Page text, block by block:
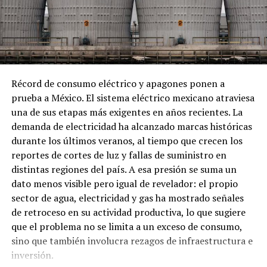
Los hallazgos ocurren en medio de la campaña de las
autoridades federales contra el huachicol, tanto en su
modalidad tradicional como en la variante fiscal.
Tamaulipas se ha convertido en un centro estratégico
para las redes de contrabando de combustibles debido a
su ubicación fronteriza con Estados Unidos.
El huachicol fiscal, como se ha documentado, consiste
en ingresar grandes volúmenes de gasolina o diésel sin
el pago de impuestos correspondientes. Este esquema
opera con la presunta complicidad de autoridades
aduaneras que facilitan el paso de mercancía con
documentación engañosa en diversos puntos de
Tamaulipas.
La titular de la FGR, Ernestina Godoy, ha señalado que el
combustible ilegal que ingresa desde Estados Unidos a
través de la frontera de Tamaulipas tiene como destino
principal los estados de Coahuila, Durango y Zacatecas.
Récord de consumo eléctrico y apagones ponen a
prueba a México. El sistema eléctrico mexicano atraviesa
una de sus etapas más exigentes en años recientes. La
demanda de electricidad ha alcanzado marcas históricas
durante los últimos veranos, al tiempo que crecen los
reportes de cortes de luz y fallas de suministro en
distintas regiones del país. A esa presión se suma un
dato menos visible pero igual de revelador: el propio
sector de agua, electricidad y gas ha mostrado señales
de retroceso en su actividad productiva, lo que sugiere
que el problema no se limita a un exceso de consumo,
sino que también involucra rezagos de infraestructura e
inversión.